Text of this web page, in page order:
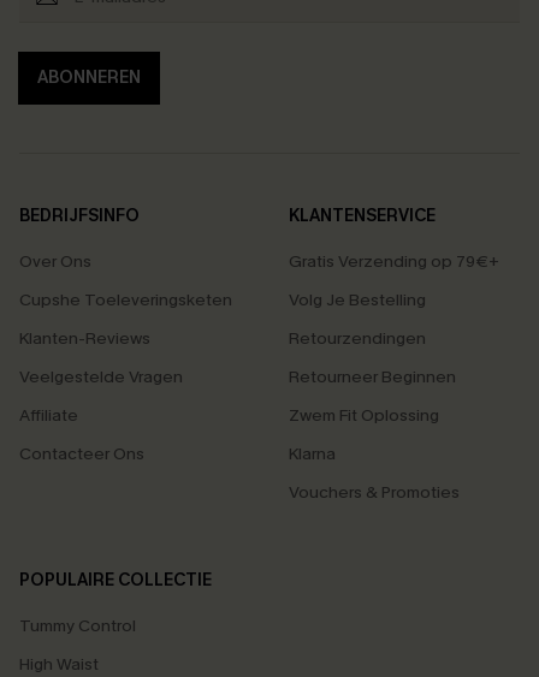
ABONNEREN
BEDRIJFSINFO
Over Ons
Cupshe Toeleveringsketen
Klanten-Reviews
Veelgestelde Vragen
Affiliate
Contacteer Ons
KLANTENSERVICE
Gratis Verzending op 79€+
Volg Je Bestelling
Retourzendingen
Retourneer Beginnen
Zwem Fit Oplossing
Klarna
Vouchers & Promoties
POPULAIRE COLLECTIE
Tummy Control
High Waist